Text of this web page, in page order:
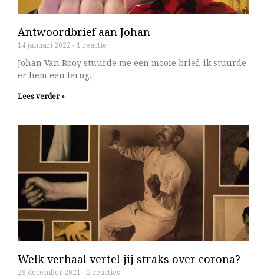
Antwoordbrief aan Johan
14 januari 2022 1 reactie
Johan Van Rooy stuurde me een mooie brief, ik stuurde
er hem een terug.
Lees verder »
Welk verhaal vertel jij straks over corona?
29 december 2021 2 reacties